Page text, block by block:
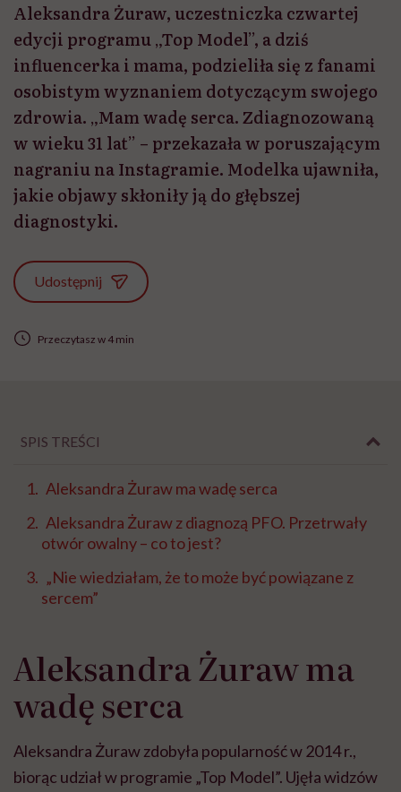
Aleksandra Żuraw, uczestniczka czwartej
edycji programu „Top Model”, a dziś
influencerka i mama, podzieliła się z fanami
osobistym wyznaniem dotyczącym swojego
zdrowia. „Mam wadę serca. Zdiagnozowaną
w wieku 31 lat” – przekazała w poruszającym
nagraniu na Instagramie. Modelka ujawniła,
jakie objawy skłoniły ją do głębszej
diagnostyki.
Udostępnij
Przeczytasz w 4 min
SPIS TREŚCI
Aleksandra Żuraw ma wadę serca
Aleksandra Żuraw z diagnozą PFO. Przetrwały
otwór owalny – co to jest?
„Nie wiedziałam, że to może być powiązane z
sercem”
Aleksandra Żuraw ma
wadę serca
Aleksandra Żuraw zdobyła popularność w 2014 r.,
biorąc udział w programie „Top Model”. Ujęła widzów